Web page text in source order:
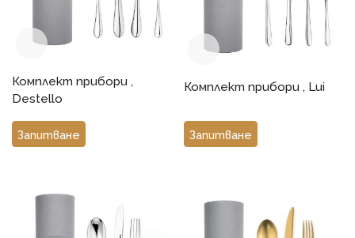
Комплект прибори ,
Destello
Запитване
Комплект прибори , Lui
Запитване